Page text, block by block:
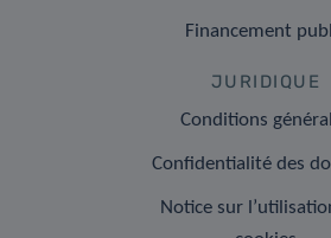
Financement
JURIDIQUE
Conditions
Confidentialité des
Notice sur